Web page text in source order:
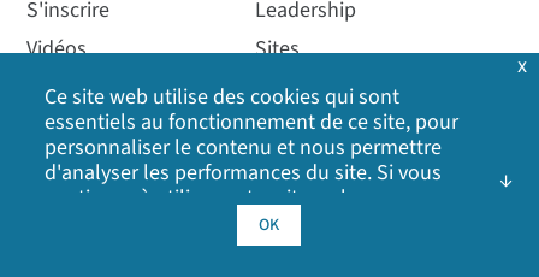
S'inscrire
Vidéos
Webinaires
Leadership
Sites
Couverture médiatique
Autres sites Digi
Communiqués de presse
Qualité
Ce site web utilise des cookies qui sont
essentiels au fonctionnement de ce site, pour
personnaliser le contenu et nous permettre
d'analyser les performances du site. Si vous
continuez à utiliser notre site web, vous
consentez à l'utilisation de nos cookies. Cliquez
sur OK pour indiquer que vous acceptez notre
OK
x